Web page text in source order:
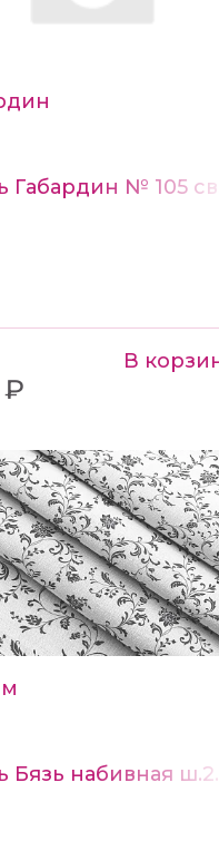
₽
В
Ткань Бязь набивная ш.220см рис.21641-1